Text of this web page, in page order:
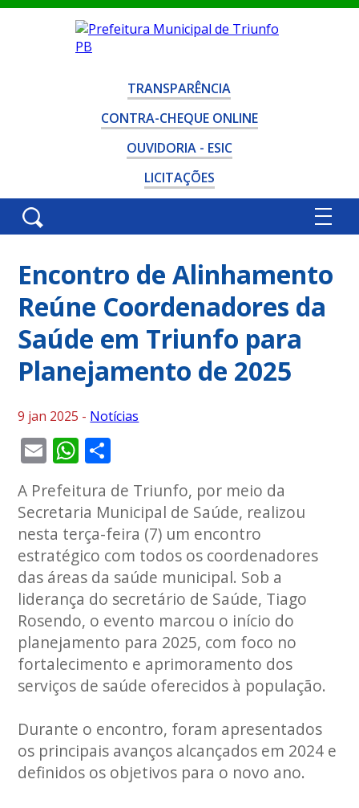
TRANSPARÊNCIA
CONTRA-CHEQUE ONLINE
OUVIDORIA - ESIC
LICITAÇÕES
Encontro de Alinhamento
Reúne Coordenadores da
Saúde em Triunfo para
Planejamento de 2025
9 jan 2025 - Notícias
EmailWhatsApp
A Prefeitura de Triunfo, por meio da
Secretaria Municipal de Saúde, realizou
nesta terça-feira (7) um encontro
estratégico com todos os coordenadores
das áreas da saúde municipal. Sob a
liderança do secretário de Saúde, Tiago
Rosendo, o evento marcou o início do
planejamento para 2025, com foco no
fortalecimento e aprimoramento dos
serviços de saúde oferecidos à população.
Durante o encontro, foram apresentados
os principais avanços alcançados em 2024 e
definidos os objetivos para o novo ano.